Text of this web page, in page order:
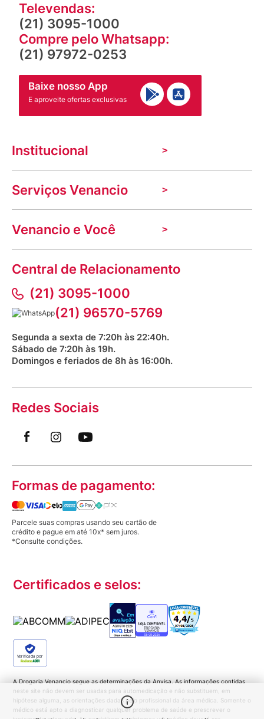
Televendas:
(21) 3095-1000
Compre pelo Whatsapp:
(21) 97972-0253
Baixe nosso App
E aproveite ofertas exclusivas
Institucional
A Venancio
Trabalhe Conosco
Nossas lojas
Indique seu imóvel
Assessoria de Imprensa
Aniversário Venancio 2025
Serviços Venancio
Troca e devolução
Mecânica de promoções
Dúvidas frequentes
Prazos e entregas
Bioimpedância Gratuita
Venancio e Você
VClube - Programa de fidelidade
Fale com o farmacêutico
Fale conosco
Saúde na praça
Central de Relacionamento
(21) 3095-1000
(21) 96570-5769
Segunda a sexta de 7:20h às 22:40h.
Sábado de 7:20h às 19h.
Domingos e feriados de 8h às 16:00h.
Redes Sociais
Formas de pagamento:
Parcele suas compras usando seu cartão de
crédito e pague em até 10x* sem juros.
*Consulte condições.
Certificados e selos:
Verificada por
A Drogaria Venancio segue as determinações da Anvisa. As informações contidas
neste site não devem ser usadas para automedicação e não substituem, em
hipótese alguma, as orientações dadas pelo profissional da área médica. Somente o
médico está apto a diagnosticar qualquer problema de saúde e prescrever o